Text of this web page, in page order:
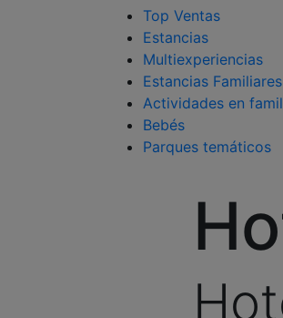
Top Ventas
Estancias
Multiexperiencias
Estancias Familiares
Actividades en
Bebés
Parques temáticos